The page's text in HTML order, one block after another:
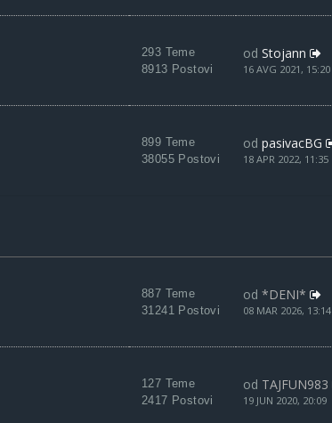
293 Teme
8913 Postovi
od Stojann
16 AVG 2021, 15:20
899 Teme
38055 Postovi
od pasivacBG
18 APR 2022, 11:35
887 Teme
31241 Postovi
od *DENI*
08 MAR 2026, 13:14
127 Teme
2417 Postovi
od TAJFUN983
19 JUN 2020, 20:09